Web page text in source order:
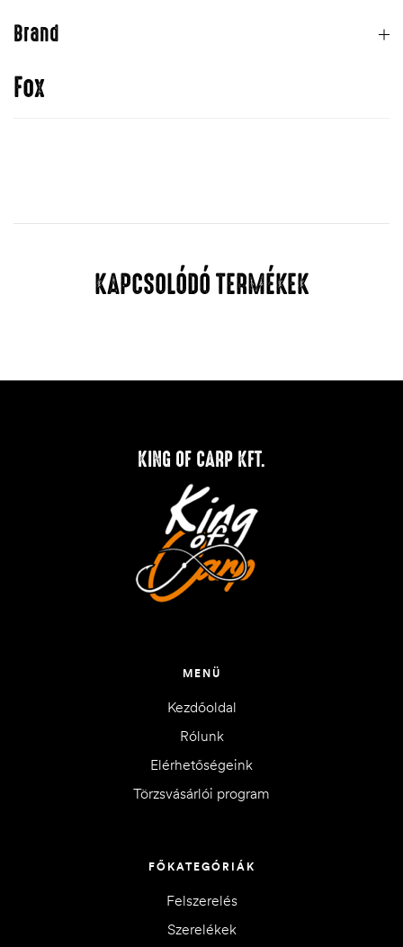
Brand
Fox
KAPCSOLÓDÓ TERMÉKEK
KING OF CARP KFT.
MENÜ
Kezdőoldal
Rólunk
Elérhetőségeink
Törzsvásárlói program
FŐKATEGÓRIÁK
Felszerelés
Szerelékek